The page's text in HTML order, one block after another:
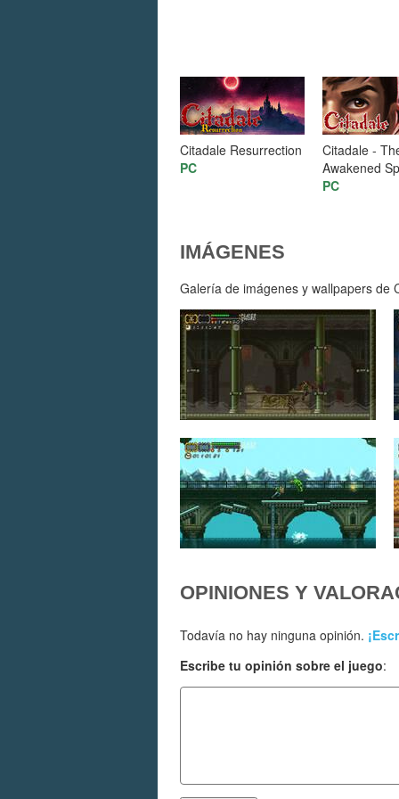
Citadale Resurrection
PC
Citadale -
Awakened
PC
IMÁGENES
Galería de imágenes y wallpapers de
OPINIONES Y
Todavía no hay ninguna opinión.
Escribe tu opinión sobre el juego: